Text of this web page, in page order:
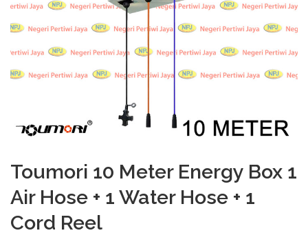
Toumori 10 Meter Energy Box 1
Air Hose + 1 Water Hose + 1
Cord Reel